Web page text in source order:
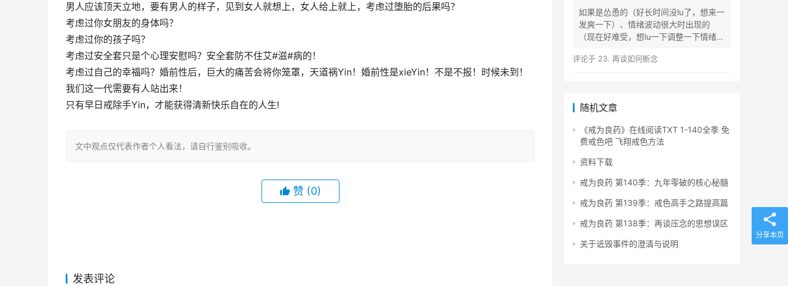
男人应该顶天立地，要有男人的样子，见到女人就想上，女人给上就上，考虑过堕胎的后果吗？
考虑过你女朋友的身体吗？
考虑过你的孩子吗？
考虑过安全套只是个心理安慰吗？安全套防不住艾#滋#病的！
考虑过自己的幸福吗？婚前性后，巨大的痛苦会将你笼罩，天道祸Yin！婚前性是xieYin！不是不报！时候未到！
我们这一代需要有人站出来！
只有早日戒除手Yin，才能获得清新快乐自在的人生!
文中观点仅代表作者个人看法，请自行鉴别吸收。
赞 (0)
发表评论
如果是怂恿的（好长时间没lu了，想来一
发爽一下）、情绪波动很大时出现的
（现在好难受，想lu一下调整一下情绪）
评论于 23. 再谈如何断念
随机文章
《戒为良药》在线阅读TXT 1-140全季 免
费戒色吧 飞翔戒色方法
资料下载
戒为良药 第140季：九年零破的核心秘髓
戒为良药 第139季：戒色高手之路提高篇
戒为良药 第138季：再谈压念的思想误区
关于诋毁事件的澄清与说明
分享本页